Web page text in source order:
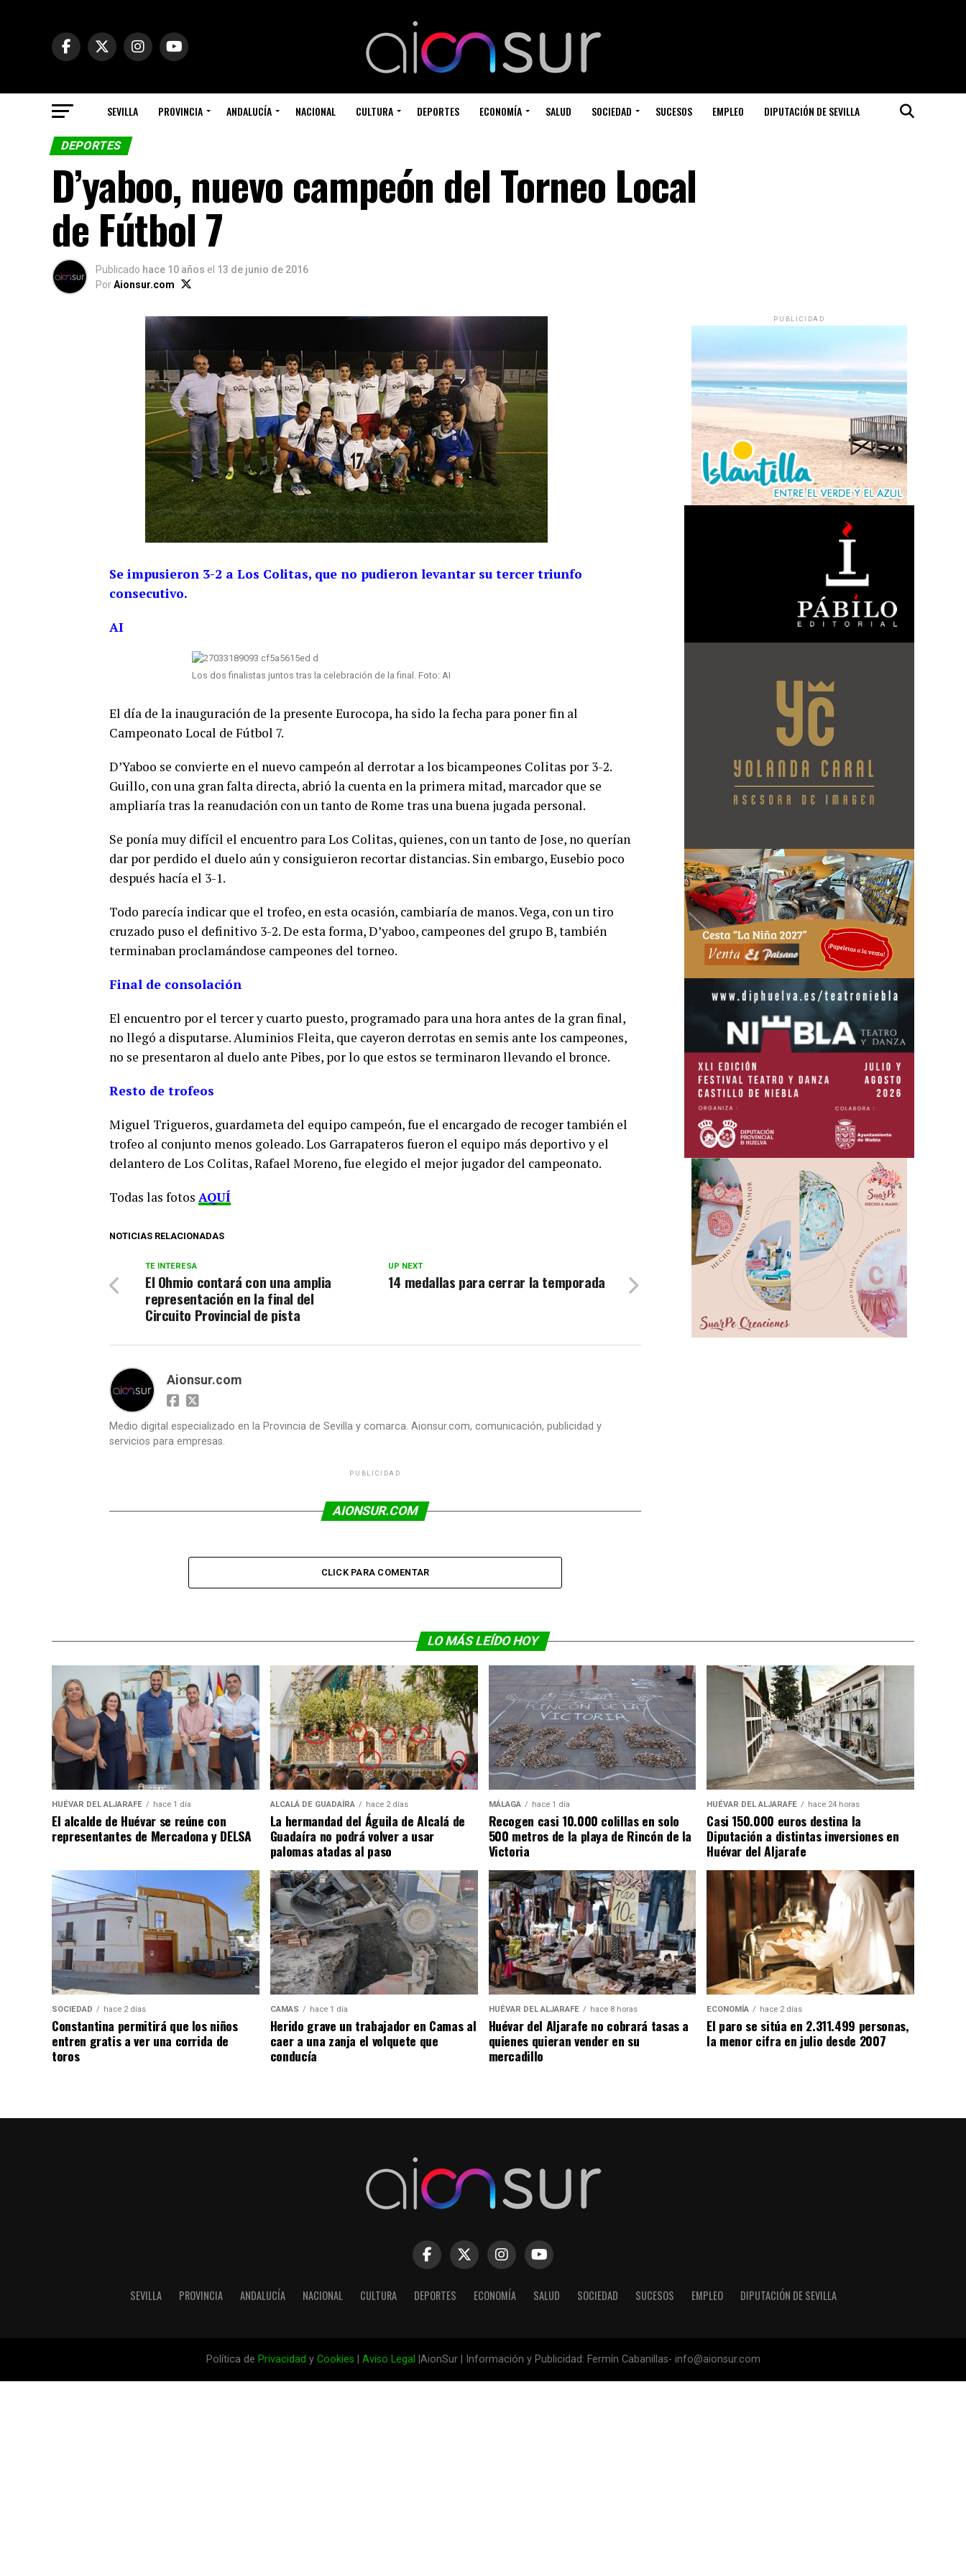
SEVILLA PROVINCIA ANDALUCÍA NACIONAL CULTURA DEPORTES ECONOMÍA SALUD SOCIEDAD SUCESOS EMPLEO DIPUTACIÓN DE SEVILLA
DEPORTES
D’yaboo, nuevo campeón del Torneo Local
de Fútbol 7
Publicado hace 10 años el 13 de junio de 2016
PorAionsur.com
Se impusieron 3-2 a Los Colitas, que no pudieron levantar su tercer triunfo
consecutivo.
AI
Los dos finalistas juntos tras la celebración de la final. Foto: AI
El día de la inauguración de la presente Eurocopa, ha sido la fecha para poner fin al
Campeonato Local de Fútbol 7.
D’Yaboo se convierte en el nuevo campeón al derrotar a los bicampeones Colitas por 3-2.
Guillo, con una gran falta directa, abrió la cuenta en la primera mitad, marcador que se
ampliaría tras la reanudación con un tanto de Rome tras una buena jugada personal.
Se ponía muy difícil el encuentro para Los Colitas, quienes, con un tanto de Jose, no querían
dar por perdido el duelo aún y consiguieron recortar distancias. Sin embargo, Eusebio poco
después hacía el 3-1.
Todo parecía indicar que el trofeo, en esta ocasión, cambiaría de manos. Vega, con un tiro
cruzado puso el definitivo 3-2. De esta forma, D’yaboo, campeones del grupo B, también
terminaban proclamándose campeones del torneo.
Final de consolación
El encuentro por el tercer y cuarto puesto, programado para una hora antes de la gran final,
no llegó a disputarse. Aluminios Fleita, que cayeron derrotas en semis ante los campeones,
no se presentaron al duelo ante Pibes, por lo que estos se terminaron llevando el bronce.
Resto de trofeos
Miguel Trigueros, guardameta del equipo campeón, fue el encargado de recoger también el
trofeo al conjunto menos goleado. Los Garrapateros fueron el equipo más deportivo y el
delantero de Los Colitas, Rafael Moreno, fue elegido el mejor jugador del campeonato.
Todas las fotos AQUÍ
NOTICIAS RELACIONADAS
UP NEXT
14 medallas para cerrar la temporada
TE INTERESA
El Ohmio contará con una amplia
representación en la final del
Circuito Provincial de pista
Aionsur.com
Medio digital especializado en la Provincia de Sevilla y comarca. Aionsur.com, comunicación, publicidad y
servicios para empresas.
PUBLICIDAD
AIONSUR.COM
CLICK PARA COMENTAR
PUBLICIDAD
LO MÁS LEÍDO HOY
HUÉVAR DEL ALJARAFE hace 1 día
El alcalde de Huévar se reúne con
representantes de Mercadona y DELSA
ALCALÁ DE GUADAÍRA hace 2 días
La hermandad del Águila de Alcalá de
Guadaíra no podrá volver a usar
palomas atadas al paso
MÁLAGA hace 1 día
Recogen casi 10.000 colillas en solo
500 metros de la playa de Rincón de la
Victoria
HUÉVAR DEL ALJARAFE hace 24 horas
Casi 150.000 euros destina la
Diputación a distintas inversiones en
Huévar del Aljarafe
SOCIEDAD hace 2 días
Constantina permitirá que los niños
entren gratis a ver una corrida de
toros
CAMAS hace 1 día
Herido grave un trabajador en Camas al
caer a una zanja el volquete que
conducía
HUÉVAR DEL ALJARAFE hace 8 horas
Huévar del Aljarafe no cobrará tasas a
quienes quieran vender en su
mercadillo
ECONOMÍA hace 2 días
El paro se sitúa en 2.311.499 personas,
la menor cifra en julio desde 2007
SEVILLA PROVINCIA ANDALUCÍA NACIONAL CULTURA DEPORTES ECONOMÍA SALUD SOCIEDAD SUCESOS EMPLEO DIPUTACIÓN DE SEVILLA
Política de Privacidad y Cookies Aviso Legal |AionSur | Información y Publicidad: Fermín Cabanillas- info@aionsur.com